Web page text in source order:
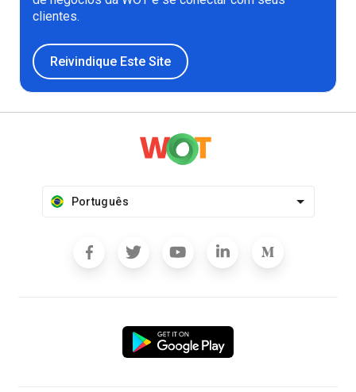
clientes.
Reivindique Este Site
Português